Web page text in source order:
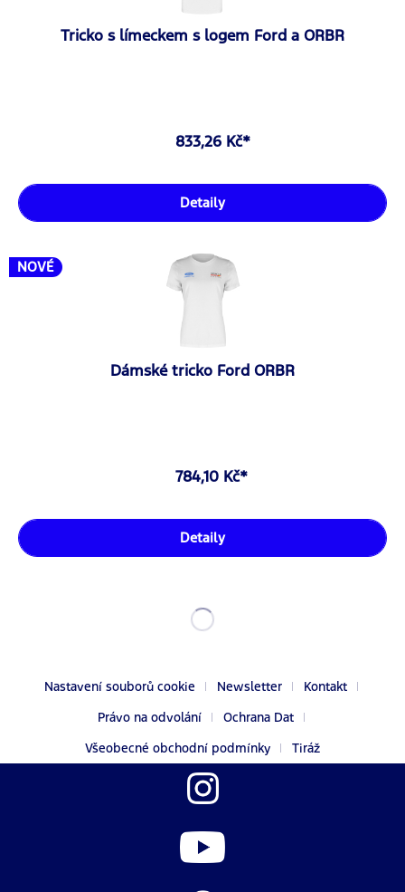
Tricko s límeckem s logem Ford a ORBR
833,26 Kč*
Detaily
NOVÉ
Dámské tricko Ford ORBR
784,10 Kč*
Detaily
Nastavení souborů cookie Newsletter
Kontakt
Právo na odvolání
Ochrana Dat
Všeobecné obchodní podmínky
Tiráž